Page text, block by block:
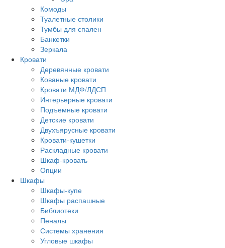
Комоды
Туалетные столики
Тумбы для спален
Банкетки
Зеркала
Кровати
Деревянные кровати
Кованые кровати
Кровати МДФ/ЛДСП
Интерьерные кровати
Подъемные кровати
Детские кровати
Двухъярусные кровати
Кровати-кушетки
Раскладные кровати
Шкаф-кровать
Опции
Шкафы
Шкафы-купе
Шкафы распашные
Библиотеки
Пеналы
Системы хранения
Угловые шкафы